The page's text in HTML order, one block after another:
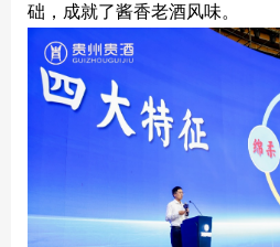
础，成就了酱香老酒风味。